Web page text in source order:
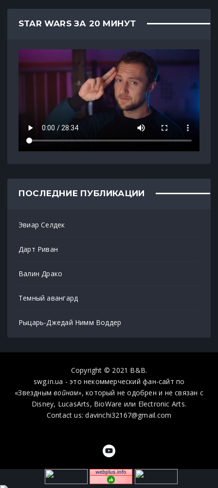
STAR WARS ЗА 20 МИНУТ
ПОСЛЕДНИЕ ПУБЛИКАЦИИ
Эвиар Селдек
Дарт Риван
Валин Драко
Темный авангард
Рыцарь-Джедай Нимм Воддер
Copyright © 2021 B&B.
swg.in.ua - это некоммерческий фан-сайт по
«Звезднымвойнам», который не одобрен и не связан с
Disney, LucasArts, BioWare или Electronic Arts.
Contact us: davinchi32167@gmail.com